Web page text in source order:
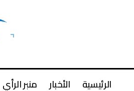
الرئيسية الأخبار منبر الرأي